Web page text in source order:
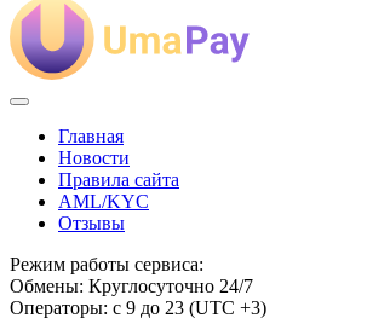
Главная
Новости
Правила сайта
AML/KYC
Отзывы
Режим работы сервиса:
Обмены: Круглосуточно 24/7
Операторы: с 9 до 23 (UTC +3)